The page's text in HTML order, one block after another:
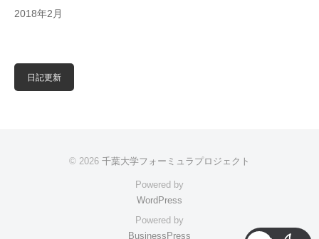
2018年2月
日記更新
© 2026 千葉大学フォーミュラプロジェクト
Powered by
WordPress
Powered by
BusinessPress